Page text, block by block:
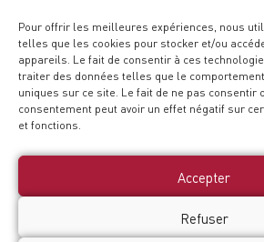
Pour offrir les meilleures expériences, nous
telles que les cookies pour stocker et/ou
appareils. Le fait de consentir à ces
traiter des données telles que le
uniques sur ce site. Le fait de ne pas consentir
consentement peut avoir un effet négatif sur
et fonctions.
Accepter
Refuser
Le Belvédère de Saint-Benoît-
interactif dédié à l’histoire et à
l’abbaye de Fleury, vous invite à
immersif entre médiation
architectures millénaires.